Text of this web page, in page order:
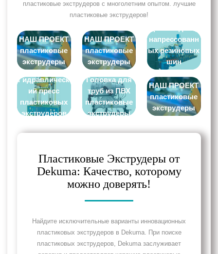
пластиковые экструдеров с многолетним опытом. лучшие
пластиковые экструдеров!
НАШ ПРОЕКТ
пластиковые
экструдеры
НАШ ПРОЕКТ
пластиковые
экструдеры
напрессованн
ых резиновых
шин
экструдеров
Гидравлическ
ий пресс
пластиковых
экструдеров
Головка для
труб из ПВХ
пластиковые
экструдеры
НАШ ПРОЕКТ
пластиковые
экструдеры
Пластиковые Экструдеры от
Dekuma: Качество, которому
можно доверять!
Найдите исключительные варианты инновационных
пластиковых экструдеров в Dekuma. При поиске
пластиковых экструдеров, Dekuma заслуживает